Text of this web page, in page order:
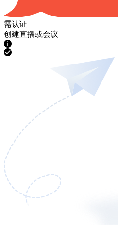
需认证
创建直播或会议